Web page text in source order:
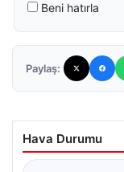
Beni hatırla
Paylaş:
Hava Durumu